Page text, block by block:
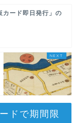
カード即日発行」の
ドで期間限